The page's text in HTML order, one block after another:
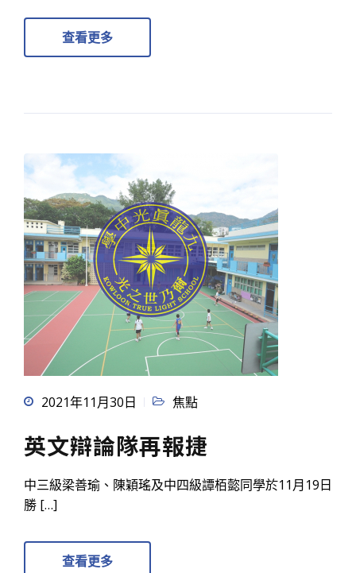
查看更多
2021年11月30日 焦點
英文辯論隊再報捷
中三級梁善瑜、陳穎瑤及中四級譚栢㦤同學於11月19日
勝 […]
查看更多